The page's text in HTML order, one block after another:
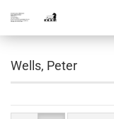
Wells, Peter